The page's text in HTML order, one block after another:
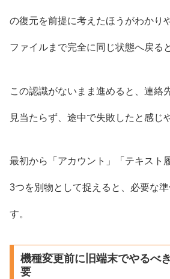
の復元を前提に考えたほうがわかり
ファイルまで完全に同じ状態へ戻る
この認識がないまま進めると、連絡
見当たらず、途中で失敗したと感じ
最初から「アカウント」「テキスト
3つを別物として捉えると、必要な
す。
機種変更前に旧端末でやるべ
要